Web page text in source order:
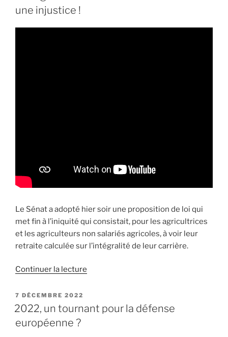
étrangères
une injustice !
Le Sénat a adopté hier soir une proposition de loi qui
met fin à l’iniquité qui consistait, pour les agricultrices
et les agriculteurs non salariés agricoles, à voir leur
retraite calculée sur l’intégralité de leur carrière.
Continuer la lecture
la
PUBLIÉ
LE
7 DÉCEMBRE 2022
2022, un tournant pour la défense
européenne ?